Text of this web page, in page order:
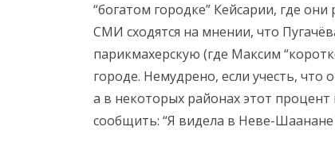
“богатом городке” Кейсарии, где
СМИ сходятся на мнении, что
парикмахерскую (где Максим
городе. Немудрено, если учесть,
а в некоторых районах этот
сообщить: “Я видела в Неве-Шаанане